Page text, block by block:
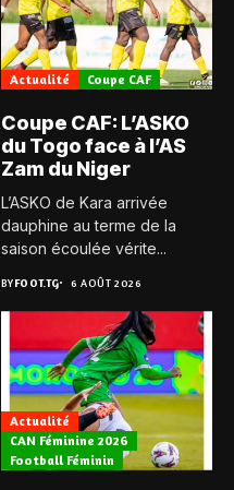
Actualité Coupe CAF
Coupe CAF: L’ASKO
du Togo face à l’AS
Zam du Niger
L’ASKO de Kara arrivée
dauphine au terme de la
saison écoulée vérite...
BYFOOT.TG 6 AOÛT 2026
Actualité
CAN Féminine 2026
Football Féminin